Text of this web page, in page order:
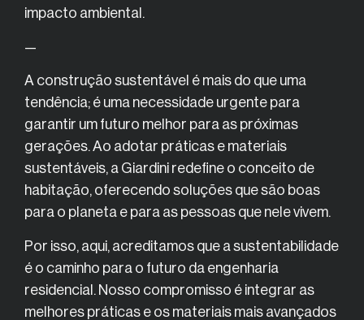
impacto ambiental.
—
A construção sustentável é mais do que uma
tendência; é uma necessidade urgente para
garantir um futuro melhor para as próximas
gerações. Ao adotar práticas e materiais
sustentáveis, a Giardini redefine o conceito de
habitação, oferecendo soluções que são boas
para o planeta e para as pessoas que nele vivem.
Por isso, aqui, acreditamos que a sustentabilidade
é o caminho para o futuro da engenharia
residencial. Nosso compromisso é integrar as
melhores práticas e os materiais mais avançados